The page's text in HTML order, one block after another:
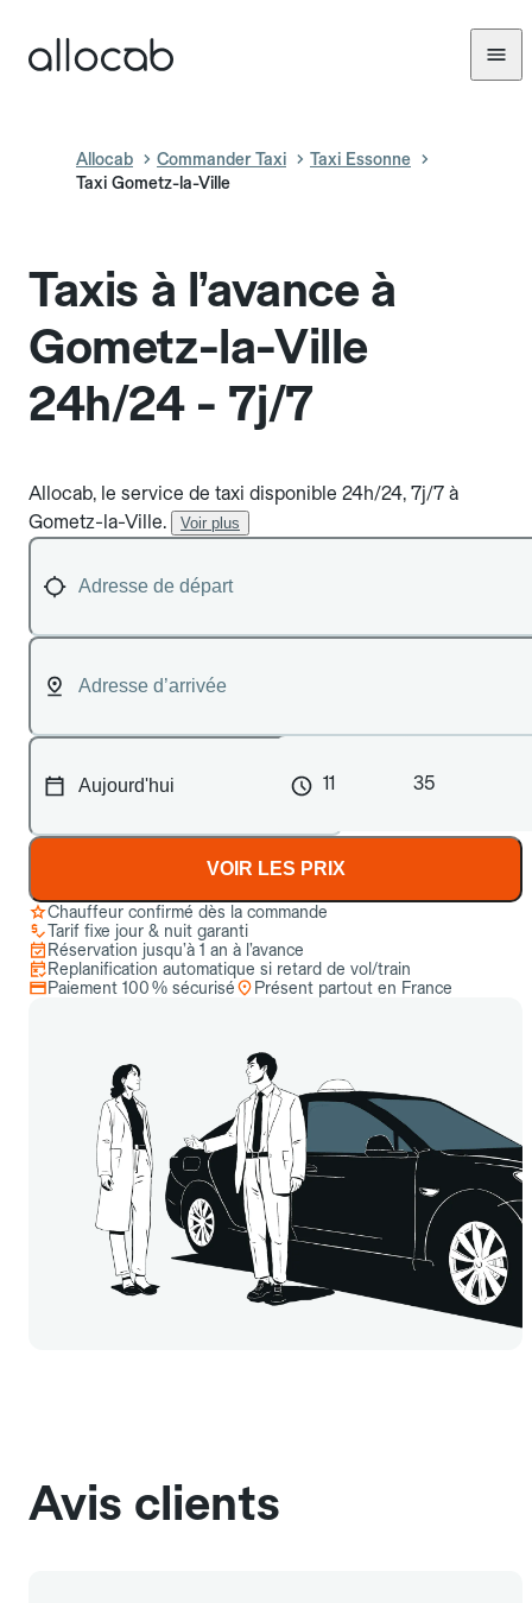
Allocab Commander Taxi
Taxi Essonne
Taxi Gometz-la-Ville
Taxis à l’avance à
Gometz-la-Ville
24h/24 - 7j/7
Allocab, le service de taxi disponible 24h/24, 7j/7 à
Gometz-la-Ville.
Voir plus
11 35
VOIR LES PRIX
Chauffeur confirmé dès la commande
Tarif fixe jour & nuit garanti
Réservation jusqu’à 1 an à l’avance
Replanification automatique si retard de vol/train
Paiement 100 % sécurisé
Présent partout en France
Avis clients